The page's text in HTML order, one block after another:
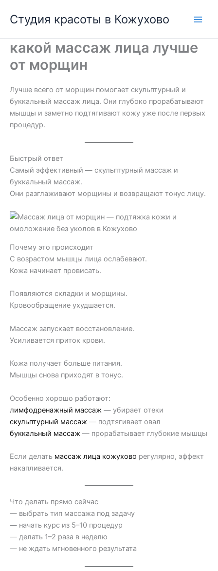
содержимому
Студия красоты в Кожухово
какой массаж лица лучше
от морщин
Лучше всего от морщин помогает скульптурный и
буккальный массаж лица. Они глубоко прорабатывают
мышцы и заметно подтягивают кожу уже после первых
процедур.
Быстрый ответ
Самый эффективный — скульптурный массаж и
буккальный массаж.
Они разглаживают морщины и возвращают тонус лицу.
Почему это происходит
С возрастом мышцы лица ослабевают.
Кожа начинает провисать.
Появляются складки и морщины.
Кровообращение ухудшается.
Массаж запускает восстановление.
Усиливается приток крови.
Кожа получает больше питания.
Мышцы снова приходят в тонус.
Особенно хорошо работают:
лимфодренажный массаж — убирает отеки
скульптурный массаж — подтягивает овал
буккальный массаж — прорабатывает глубокие мышцы
Если делать массаж лица кожухово регулярно, эффект
накапливается.
Что делать прямо сейчас
— выбрать тип массажа под задачу
— начать курс из 5–10 процедур
— делать 1–2 раза в неделю
— не ждать мгновенного результата